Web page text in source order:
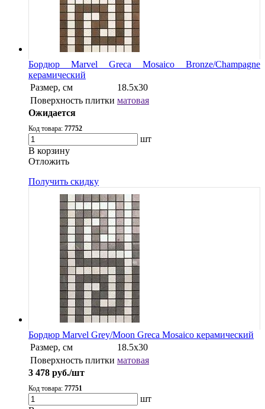
Бордюр Marvel Greca Mosaico Bronze/Champagne
керамический
Размер, см
18.5x30
Поверхность плитки матовая
Ожидается
Код товара: 77752
шт
В корзину
Oтложить
Получить скидку
Бордюр Marvel Grey/Moon Greca Mosaico керамический
Размер, см
18.5x30
Поверхность плитки матовая
3 478 руб./шт
Код товара: 77751
шт